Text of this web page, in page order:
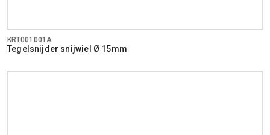
KRT001001A
Tegelsnijder snijwiel Ø 15mm